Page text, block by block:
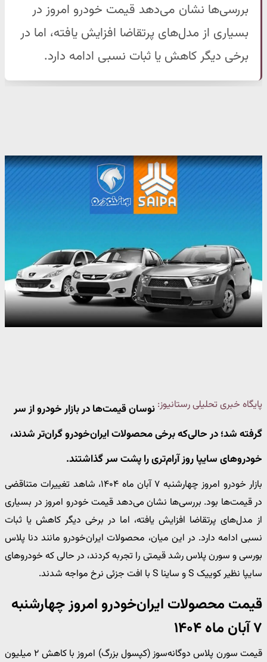
بررسی‌ها نشان می‌دهد قیمت خودرو امروز در
بسیاری از مدل‌های پرتقاضا افزایش یافته، اما در
برخی دیگر کاهش یا ثبات نسبی ادامه دارد.
پایگاه خبری تحلیلی رستانیوز: نوسان قیمت‌ها در بازار خودرو از سر
گرفته شد؛ در حالی‌که برخی محصولات ایران‌خودرو گران‌تر شدند،
خودروهای سایپا روز آرام‌تری را پشت سر گذاشتند.
بازار خودرو امروز چهارشنبه ۷ آبان ماه ۱۴۰۴، شاهد تغییرات متناقضی
در قیمت‌ها بود. بررسی‌ها نشان می‌دهد قیمت خودرو امروز در بسیاری
از مدل‌های پرتقاضا افزایش یافته، اما در برخی دیگر کاهش یا ثبات
نسبی ادامه دارد. در این میان، محصولات ایران‌خودرو مانند دنا پلاس
بورسی و سورن پلاس رشد قیمتی را تجربه کردند، در حالی که خودروهای
سایپا نظیر کوییک S و ساینا S با افت جزئی نرخ مواجه شدند.
قیمت محصولات ایران‌خودرو امروز چهارشنبه
۷ آبان ماه ۱۴۰۴
قیمت سورن پلاس دوگانه‌سوز (کپسول بزرگ) امروز با کاهش ۲ میلیون